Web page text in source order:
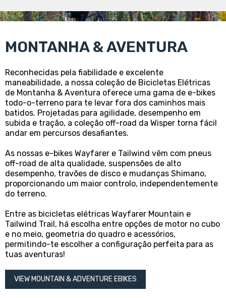
MONTANHA & AVENTURA
Reconhecidas pela fiabilidade e excelente
maneabilidade, a nossa coleção de Bicicletas Elétricas
de Montanha & Aventura oferece uma gama de e-bikes
todo-o-terreno para te levar fora dos caminhos mais
batidos. Projetadas para agilidade, desempenho em
subida e tração, a coleção off-road da Wisper torna fácil
andar em percursos desafiantes.
As nossas e-bikes Wayfarer e Tailwind vêm com pneus
off-road de alta qualidade, suspensões de alto
desempenho, travões de disco e mudanças Shimano,
proporcionando um maior controlo, independentemente
do terreno.
Entre as bicicletas elétricas Wayfarer Mountain e
Tailwind Trail, há escolha entre opções de motor no cubo
e no meio, geometria do quadro e acessórios,
permitindo-te escolher a configuração perfeita para as
tuas aventuras!
VIEW MOUNTAIN & ADVENTURE EBIKES